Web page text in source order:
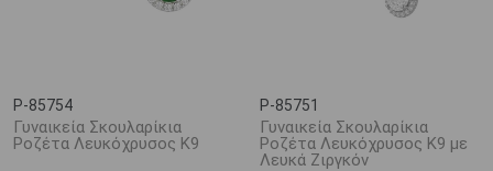
P-85754
Γυναικεία Σκουλαρίκια
Ροζέτα Λευκόχρυσος Κ9
P-85751
Γυναικεία Σκουλαρίκια
Ροζέτα Λευκόχρυσος K9 με
Λευκά Ζιργκόν